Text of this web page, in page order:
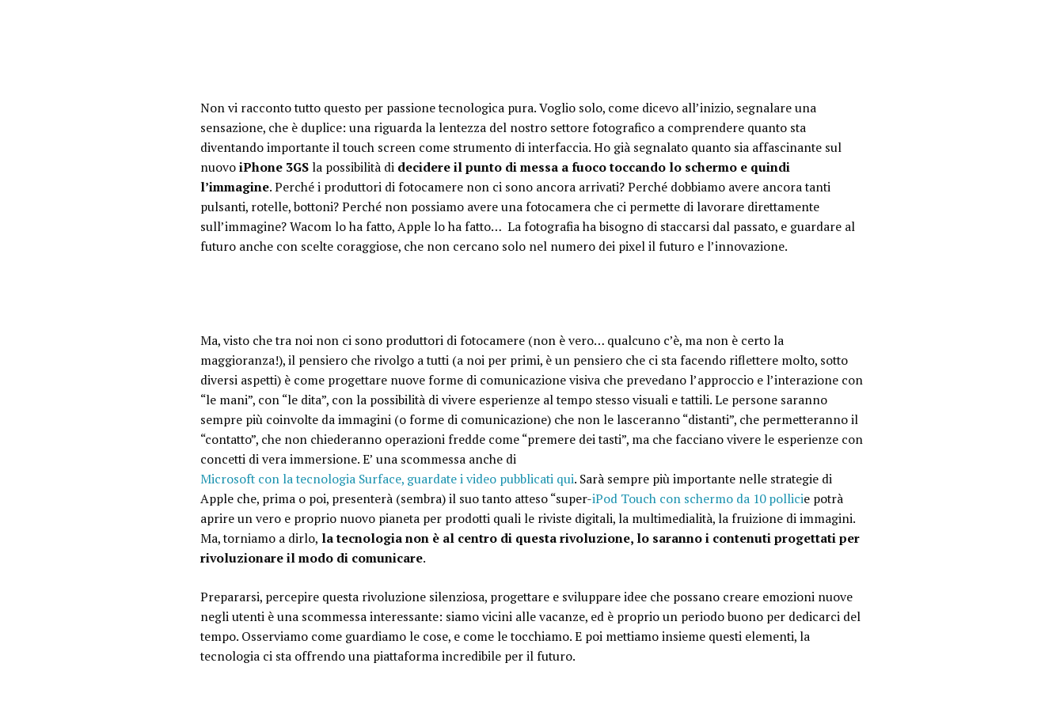
Non vi racconto tutto questo per passione tecnologica pura. Voglio solo, come dicevo all’inizio, segnalare una
sensazione, che è duplice: una riguarda la lentezza del nostro settore fotografico a comprendere quanto sta
diventando importante il touch screen come strumento di interfaccia. Ho già segnalato quanto sia affascinante sul
nuovoiPhone 3GS la possibilità di decidere il punto di messa a fuoco toccando lo schermo e quindi
l’immagine. Perché i produttori di fotocamere non ci sono ancora arrivati? Perché dobbiamo avere ancora tanti
pulsanti, rotelle, bottoni? Perché non possiamo avere una fotocamera che ci permette di lavorare direttamente
sull’immagine? Wacom lo ha fatto, Apple lo ha fatto… La fotografia ha bisogno di staccarsi dal passato, e guardare al
futuro anche con scelte coraggiose, che non cercano solo nel numero dei pixel il futuro e l’innovazione.
Ma, visto che tra noi non ci sono produttori di fotocamere (non è vero… qualcuno c’è, ma non è certo la
maggioranza!), il pensiero che rivolgo a tutti (a noi per primi, è un pensiero che ci sta facendo riflettere molto, sotto
diversi aspetti) è come progettare nuove forme di comunicazione visiva che prevedano l’approccio e l’interazione con
“le mani”, con “le dita”, con la possibilità di vivere esperienze al tempo stesso visuali e tattili. Le persone saranno
sempre più coinvolte da immagini (o forme di comunicazione) che non le lasceranno “distanti”, che permetteranno il
“contatto”, che non chiederanno operazioni fredde come “premere dei tasti”, ma che facciano vivere le esperienze con
concetti di vera immersione. E’ una scommessa anche di
Microsoft con la tecnologia Surface, guardate i video pubblicati qui. Sarà sempre più importante nelle strategie di
Apple che, prima o poi, presenterà (sembra) il suo tanto atteso “super-iPod Touch con schermo da 10 pollicie potrà
aprire un vero e proprio nuovo pianeta per prodotti quali le riviste digitali, la multimedialità, la fruizione di immagini.
Ma, torniamo a dirlo, la tecnologia non è al centro di questa rivoluzione, lo saranno i contenuti progettati per
rivoluzionare il modo di comunicare.
Prepararsi, percepire questa rivoluzione silenziosa, progettare e sviluppare idee che possano creare emozioni nuove
negli utenti è una scommessa interessante: siamo vicini alle vacanze, ed è proprio un periodo buono per dedicarci del
tempo. Osserviamo come guardiamo le cose, e come le tocchiamo. E poi mettiamo insieme questi elementi, la
tecnologia ci sta offrendo una piattaforma incredibile per il futuro.